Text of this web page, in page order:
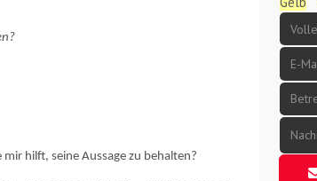
hilft, seine Aussage zu behalten?